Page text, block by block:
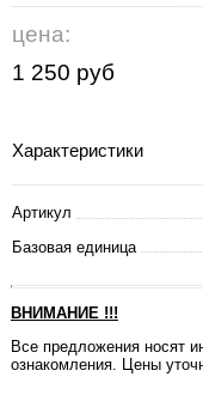
цена:
1 250 руб
Характеристики
Артикул
Базовая единица
ВНИМАНИЕ !!!
Все предложения носят
ознакомления. Цены